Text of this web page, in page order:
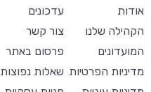
אודות
הקהילה שלנו
המועדונים
מדיניות הפרטיות
עדכונים
צור קשר
פרסום באתר
שאלות נפוצות